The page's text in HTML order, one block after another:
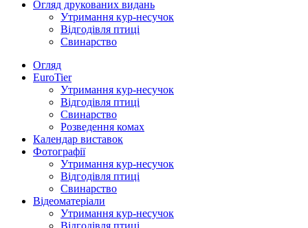
Огляд друкованих видань
Утримання кур-несучок
Відгодівля птиці
Свинарство
Огляд
EuroTier
Утримання кур-несучок
Відгодівля птиці
Свинарство
Розведення комах
Календар виставок
Фотографії
Утримання кур-несучок
Відгодівля птиці
Свинарство
Відеоматеріали
Утримання кур-несучок